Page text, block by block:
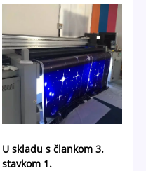
U skladu s člankom 3.
stavkom 1.